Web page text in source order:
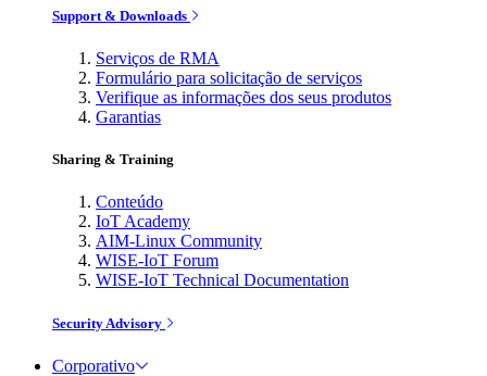
Support & Downloads
Serviços de RMA
Formulário para solicitação de serviços
Verifique as informações dos seus produtos
Garantias
Sharing & Training
Conteúdo
IoT Academy
AIM-Linux Community
WISE-IoT Forum
WISE-IoT Technical Documentation
Security Advisory
Corporativo